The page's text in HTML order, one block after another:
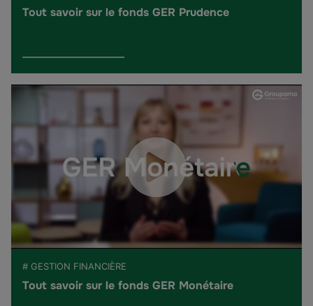
Tout savoir sur le fonds GER Prudence
# GESTION FINANCIÈRE
Tout savoir sur le fonds GER Monétaire